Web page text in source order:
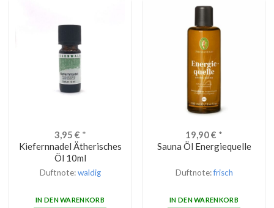
3,95 € *
Kiefernnadel Ätherisches
Öl 10ml
Duftnote:waldig
IN DEN WARENKORB
19,90€ *
Sauna Öl Energiequelle
Duftnote:frisch
IN DEN WARENKORB